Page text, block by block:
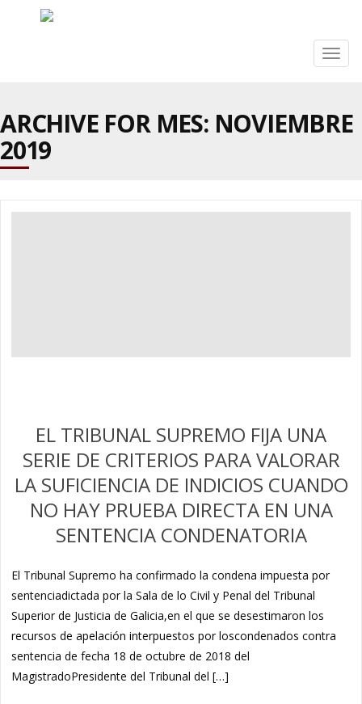
ARCHIVE FOR MES: NOVIEMBRE
2019
EL TRIBUNAL SUPREMO FIJA UNA
SERIE DE CRITERIOS PARA VALORAR
LA SUFICIENCIA DE INDICIOS CUANDO
NO HAY PRUEBA DIRECTA EN UNA
SENTENCIA CONDENATORIA
El Tribunal Supremo ha confirmado la condena impuesta por
sentenciadictada por la Sala de lo Civil y Penal del Tribunal
Superior de Justicia de Galicia,en el que se desestimaron los
recursos de apelación interpuestos por loscondenados contra
sentencia de fecha 18 de octubre de 2018 del
MagistradoPresidente del Tribunal del […]